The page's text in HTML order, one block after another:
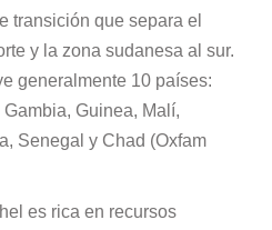
transición que separa el
y la zona sudanesa al sur.
generalmente 10 países:
Guinea, Malí,
Senegal y Chad (Oxfam
es rica en recursos